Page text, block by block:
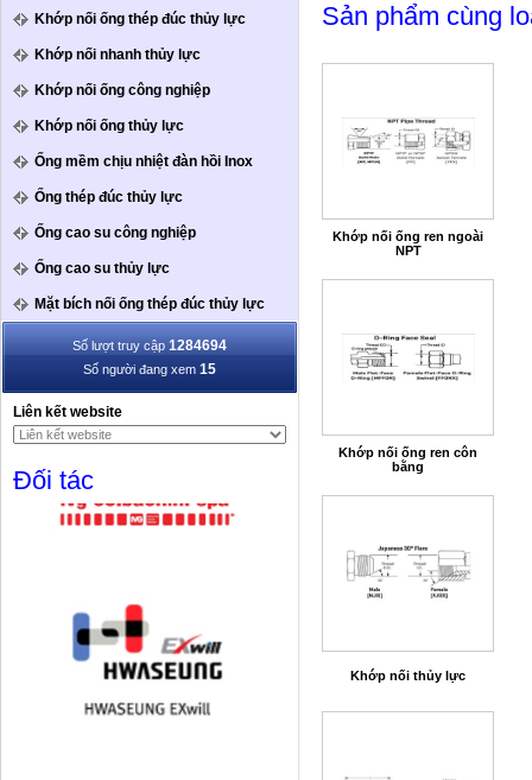
Khớp nối ống thép đúc thủy lực
Khớp nối nhanh thủy lực
Khớp nối ống công nghiệp
Khớp nối ống thủy lực
Ống mềm chịu nhiệt đàn hồi Inox
Ống thép đúc thủy lực
Ống cao su công nghiệp
Ống cao su thủy lực
Mặt bích nối ống thép đúc thủy lực
Số lượt truy cập 1284694
Số người đang xem 15
Liên kết website
Đối tác
Sản phẩm cùng
Khớp nối ống ren ngoài
NPT
Khớp nối ống ren côn
bằng
Khớp nối thủy lực